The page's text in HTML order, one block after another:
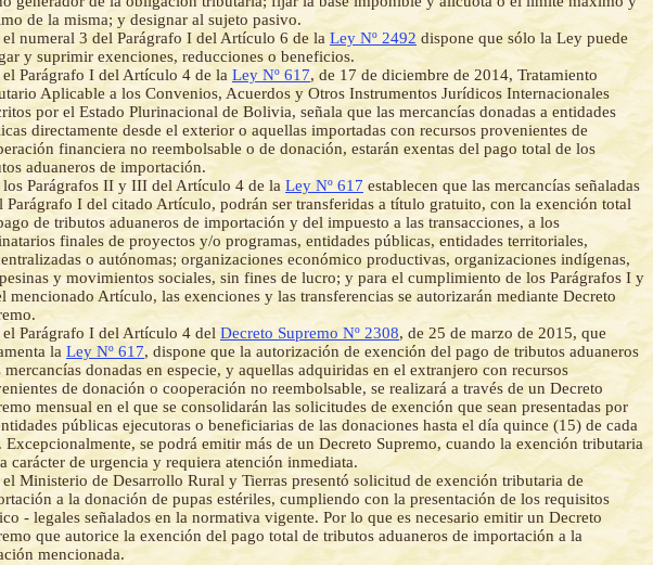
de la misma; y designar al sujeto pasivo.
el numeral 3 del Parágrafo I del Artículo 6 de la Ley Nº 2492 dispone que sólo la Ley puede
y suprimir exenciones, reducciones o beneficios.
el Parágrafo I del Artículo 4 de la Ley Nº 617, de 17 de diciembre de 2014, Tratamiento
Aplicable a los Convenios, Acuerdos y Otros Instrumentos Jurídicos Internacionales
por el Estado Plurinacional de Bolivia, señala que las mercancías donadas a entidades
directamente desde el exterior o aquellas importadas con recursos provenientes de
financiera no reembolsable o de donación, estarán exentas del pago total de los
aduaneros de importación.
los Parágrafos II y III del Artículo 4 de la Ley Nº 617 establecen que las mercancías señaladas
Parágrafo I del citado Artículo, podrán ser transferidas a título gratuito, con la exención total
de tributos aduaneros de importación y del impuesto a las transacciones, a los
finales de proyectos y/o programas, entidades públicas, entidades territoriales,
o autónomas; organizaciones económico productivas, organizaciones indígenas,
y movimientos sociales, sin fines de lucro; y para el cumplimiento de los Parágrafos I y
mencionado Artículo, las exenciones y las transferencias se autorizarán mediante Decreto
el Parágrafo I del Artículo 4 del Decreto Supremo Nº 2308, de 25 de marzo de 2015, que
la Ley Nº 617, dispone que la autorización de exención del pago de tributos aduaneros
mercancías donadas en especie, y aquellas adquiridas en el extranjero con recursos
de donación o cooperación no reembolsable, se realizará a través de un Decreto
mensual en el que se consolidarán las solicitudes de exención que sean presentadas por
públicas ejecutoras o beneficiarias de las donaciones hasta el día quince (15) de cada
Excepcionalmente, se podrá emitir más de un Decreto Supremo, cuando la exención tributaria
carácter de urgencia y requiera atención inmediata.
el Ministerio de Desarrollo Rural y Tierras presentó solicitud de exención tributaria de
a la donación de pupas estériles, cumpliendo con la presentación de los requisitos
- legales señalados en la normativa vigente. Por lo que es necesario emitir un Decreto
que autorice la exención del pago total de tributos aduaneros de importación a la
mencionada.